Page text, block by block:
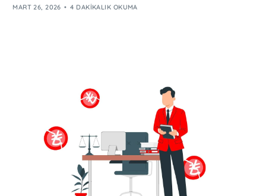
MART 26, 2026 4 DAKIKALIK OKUMA